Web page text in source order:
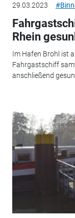
29.03.2023
Rhein
Im Hafen Brohl ist
Fahrgastschiff
anschließend